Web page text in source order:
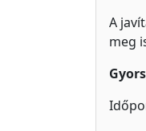
A
meg